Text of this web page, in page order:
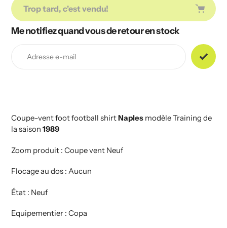
Trop tard, c'est vendu!
Ajout
produit
Me notifiez quand vous de retour en stock
Coupe-vent foot football shirtNaples modèle Training de
la saison 1989
Zoom produit : Coupe vent Neuf
Flocage au dos : Aucun
État : Neuf
Equipementier : Copa